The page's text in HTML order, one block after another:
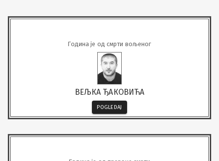
Година је од смрти вољеног
ВЕЉКА ЂАКОВИЋА
POGLEDAJ